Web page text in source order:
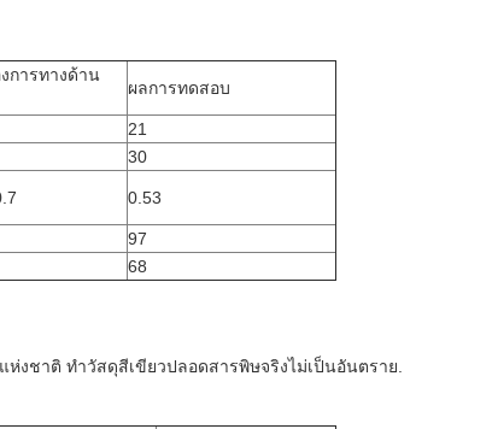
การทางด้าน
ผลการทดสอบ
21
30
0.53
97
68
งชาติ ทำวัสดุสีเขียวปลอดสารพิษจริงไม่เป็นอันตราย.